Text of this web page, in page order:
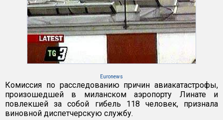
Euronews
Комиссия по расследованию причин авиакатастрофы,
произошедшей в миланском аэропорту Линате и
повлекшей за собой гибель 118 человек, признала
виновной диспетчерскую службу.